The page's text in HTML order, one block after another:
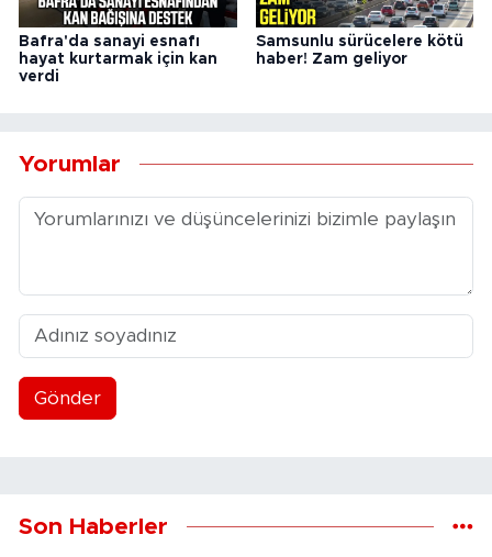
Bafra'da sanayi esnafı
hayat kurtarmak için kan
verdi
Samsunlu sürücelere kötü
haber! Zam geliyor
Yorumlar
Gönder
Son Haberler